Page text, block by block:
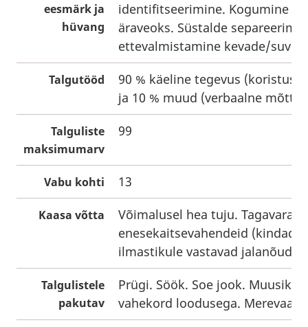
eesmärk ja
hüvang
identifitseerimine. Kogumine
äraveoks. Süstalde
ettevalmistamine kevade/suve
Talgutööd
90 % käeline tegevus (koristus,
ja 10 % muud (verbaalne
Talguliste
maksimumarv
99
Vabu kohti 13
Kaasa võtta
Võimalusel hea tuju.
enesekaitsevahendeid (kindad
ilmastikule vastavad jalanõud.
Talgulistele
pakutav
Prügi. Söök. Soe jook.
vahekord loodusega.